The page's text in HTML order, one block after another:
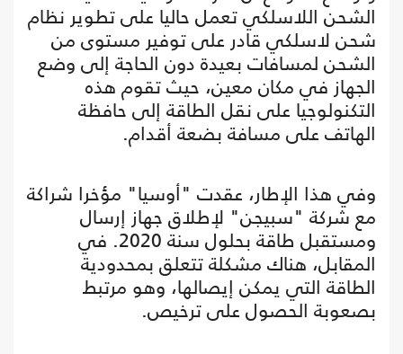
الشحن اللاسلكي تعمل حاليا على تطوير نظام
شحن لاسلكي قادر على توفير مستوى من
الشحن لمسافات بعيدة دون الحاجة إلى وضع
الجهاز في مكان معين، حيث تقوم هذه
التكنولوجيا على نقل الطاقة إلى حافظة
الهاتف على مسافة بضعة أقدام.
وفي هذا الإطار، عقدت "أوسيا" مؤخرا شراكة
مع شركة "سبيجن" لإطلاق جهاز إرسال
ومستقبل طاقة بحلول سنة 2020. في
المقابل، هناك مشكلة تتعلق بمحدودية
الطاقة التي يمكن إيصالها، وهو مرتبط
بصعوبة الحصول على ترخيص.